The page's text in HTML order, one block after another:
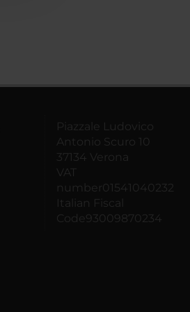
Piazzale Ludovico
Antonio Scuro 10
37134 Verona
VAT
number01541040232
Italian Fiscal
Code93009870234